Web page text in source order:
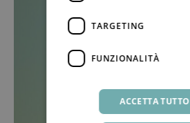
TARGETING
FUNZIONALITÀ
ACCETTA TUTTO